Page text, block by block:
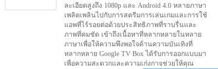
ละเอียดสูงถึง 1080p และ Android 4.0 หลายภาษา
เพลิดเพลินไปกับการสตรีมการเล่นเกมและการใช้
แอพที่ไร้รอยต่อด้วยประสิทธิภาพที่ราบรื่นและ
ภาพที่คมชัด เข้าถึงเนื้อหาที่หลากหลายในหลาย
ภาษาเพื่อให้ความพึงพอใจด้านความบันเทิงที่
หลากหลาย Google TV Box ได้รับการออกแบบมา
เพื่อความสะดวกและความเก่งกาจช่วยให้คุณ